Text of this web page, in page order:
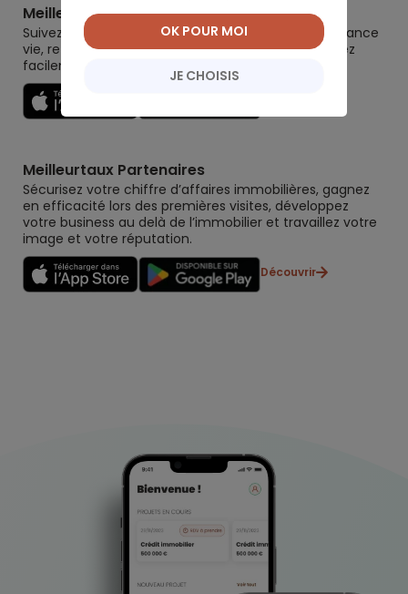
Meilleurtaux Placement
Suivez la performance de tous vos contrats (assurance
vie, retraite, immobilier, défiscalisation) et re-versez
facilement. Garantie 0 paperasse.
Meilleurtaux Partenaires
Sécurisez votre chiffre d’affaires immobilières, gagnez
en efficacité lors des premières visites, développez
votre business au delà de l’immobilier et travaillez votre
image et votre réputation.
Découvrir
JE CHOISIS
OK POUR MOI